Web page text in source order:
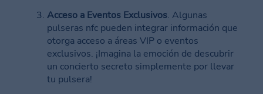
Acceso a Eventos Exclusivos. Algunas
pulseras nfc pueden integrar información que
otorga acceso a áreas VIP o eventos
exclusivos. ¡Imagina la emoción de descubrir
un concierto secreto simplemente por llevar
tu pulsera!